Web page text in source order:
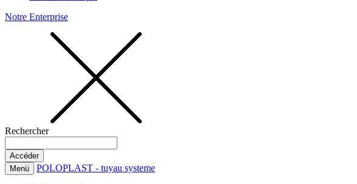
Notre Enterprise
Rechercher
Menü POLOPLAST - tuyau systeme